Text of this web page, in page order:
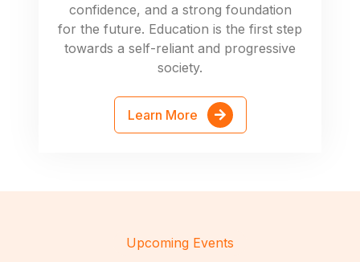
confidence, and a strong foundation
for the future. Education is the first step
towards a self-reliant and progressive
society.
Learn More
Upcoming Events